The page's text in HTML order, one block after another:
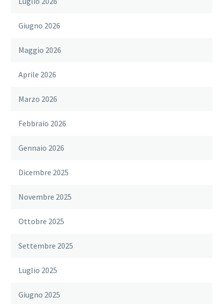
Giugno 2026
Maggio 2026
Aprile 2026
Marzo 2026
Febbraio 2026
Gennaio 2026
Dicembre 2025
Novembre 2025
Ottobre 2025
Settembre 2025
Luglio 2025
Giugno 2025